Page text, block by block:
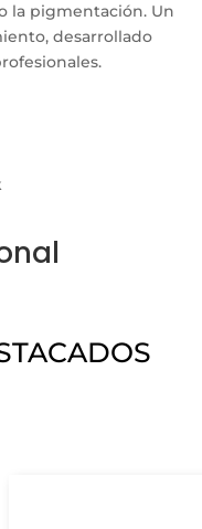
la pigmentación. Un
desarrollado